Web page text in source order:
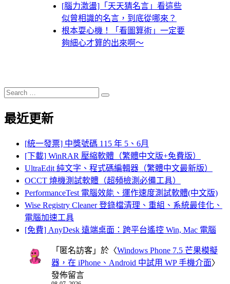
[腦力激盪]「天天猜名言」看這些
似曾相識的名言，到底從哪來？
根本耍心機！「看圖算術」一定要
夠細心才算的出來啊～
Search
for:
Search
最近更新
[統一發票] 中獎號碼 115 年 5、6月
[下載] WinRAR 壓縮軟體（繁體中文版+免費版）
UltraEdit 純文字、程式碼編輯器（繁體中文最新版）
OCCT 燒機測試軟體（超頻檢測必備工具）
PerformanceTest 電腦效能、運作速度測試軟體(中文版)
Wise Registry Cleaner 登錄檔清理、重組、系統最佳化、
電腦加速工具
[免費] AnyDesk 遠端桌面：跨平台遙控 Win, Mac 電腦
「 匿名訪客 」於〈Windows Phone 7.5 芒果模擬
器，在 iPhone、Android 中試用 WP 手機介面〉
發佈留言